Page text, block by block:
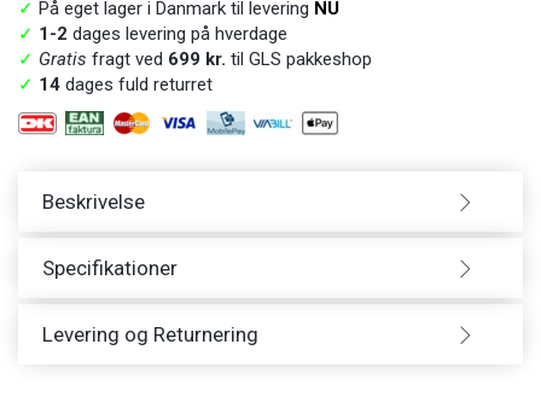
✓ På eget lager i Danmark til levering NU
✓ 1-2 dages levering på hverdage
✓ Gratis fragt ved 699 kr. til GLS pakkeshop
✓ 14 dages fuld returret
Beskrivelse
Specifikationer
Levering og Returnering